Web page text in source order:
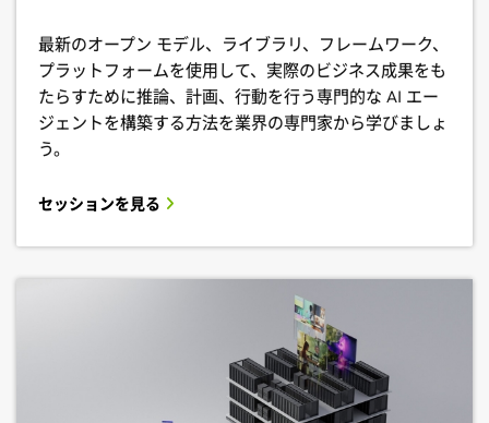
最新のオープン モデル、ライブラリ、フレームワーク、
プラットフォームを使用して、実際のビジネス成果をも
たらすために推論、計画、行動を行う専門的な AI エー
ジェントを構築する方法を業界の専門家から学びましょ
う。
セッションを見る